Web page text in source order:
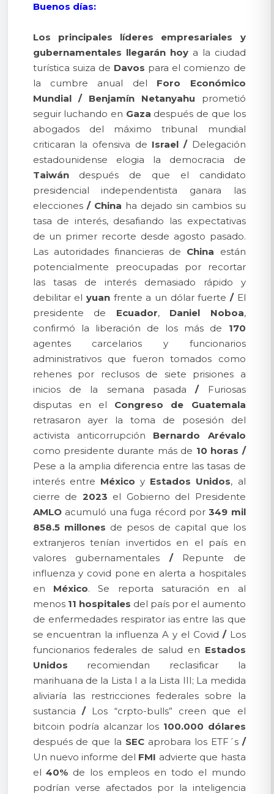
Buenos días:
Los principales líderes empresariales y
gubernamentales llegarán hoya la ciudad
turística suiza de Davos para el comienzo de
la cumbre anual del Foro Económico
Mundial
/ Benjamín Netanyahu prometió
seguir luchando en Gaza después de que los
abogados del máximo tribunal mundial
criticaran la ofensiva de Israel /Delegación
estadounidense elogia la democracia de
Taiwándespués de que el candidato
presidencial independentista ganara las
elecciones / China ha dejado sin cambios su
tasa de interés, desafiando las expectativas
de un primer recorte desde agosto pasado.
Las autoridades financieras de China están
potencialmente preocupadas por recortar
las tasas de interés demasiado rápido y
debilitar el yuanfrente a un dólar fuerte /El
presidente de Ecuador, Daniel Noboa,
confirmó la liberación de los más de 170
agentes carcelarios y funcionarios
administrativos que fueron tomados como
rehenes por reclusos de siete prisiones a
inicios de la semana pasada/Furiosas
disputas en el Congreso de Guatemala
retrasaron ayer la toma de posesión del
activista anticorrupción Bernardo Arévalo
como presidente durante más de 10 horas /
Pese a la amplia diferencia entre las tasas de
interés entre México y Estados Unidos, al
cierre de 2023 el Gobierno del Presidente
AMLOacumuló una fuga récord por349 mil
858.5 millones de pesos de capital que los
extranjeros tenían invertidos en el país en
valores gubernamentales /Repunte de
influenza y covid pone en alerta a hospitales
en México. Se reporta saturación en al
menos 11 hospitales del país por el aumento
de enfermedades respirator ias entre las que
se encuentran la influenza A y el Covid /Los
funcionarios federales de salud en Estados
Unidos recomiendan reclasificar la
marihuana de la Lista I a la Lista III; La medida
aliviaría las restricciones federales sobre la
sustancia /Los “crpto-bulls” creen que el
bitcoin podría alcanzar los 100.000 dólares
después de que la SEC aprobara los ETF´s /
Un nuevo informe del FMI advierte que hasta
el40% de los empleos en todo el mundo
podrían verse afectados por la inteligencia